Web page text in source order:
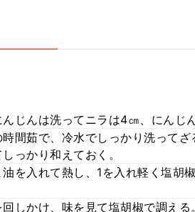
じんは洗ってニラは4㎝、にんじ
間茹で、冷水でしっかり洗って
っかり和えておく。
を入れて熱し、1を入れ軽く塩胡
しかけ、味を見て塩胡椒で調える